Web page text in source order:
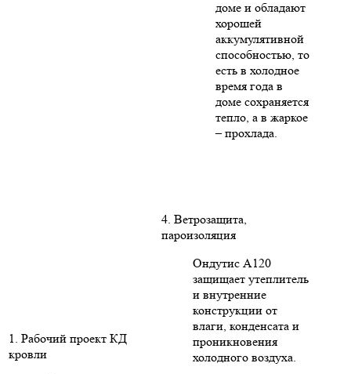
доме и обладают
хорошей
аккумулятивной
способностью, то
есть в холодное
время года в
доме сохраняется
тепло, а в жаркое
– прохлада.
1. Рабочий проект КД
кровли
4. Ветрозащита,
пароизоляция
Ондутис А120
защищает утеплитель
и внутренние
конструкции от
влаги, конденсата и
проникновения
холодного воздуха.